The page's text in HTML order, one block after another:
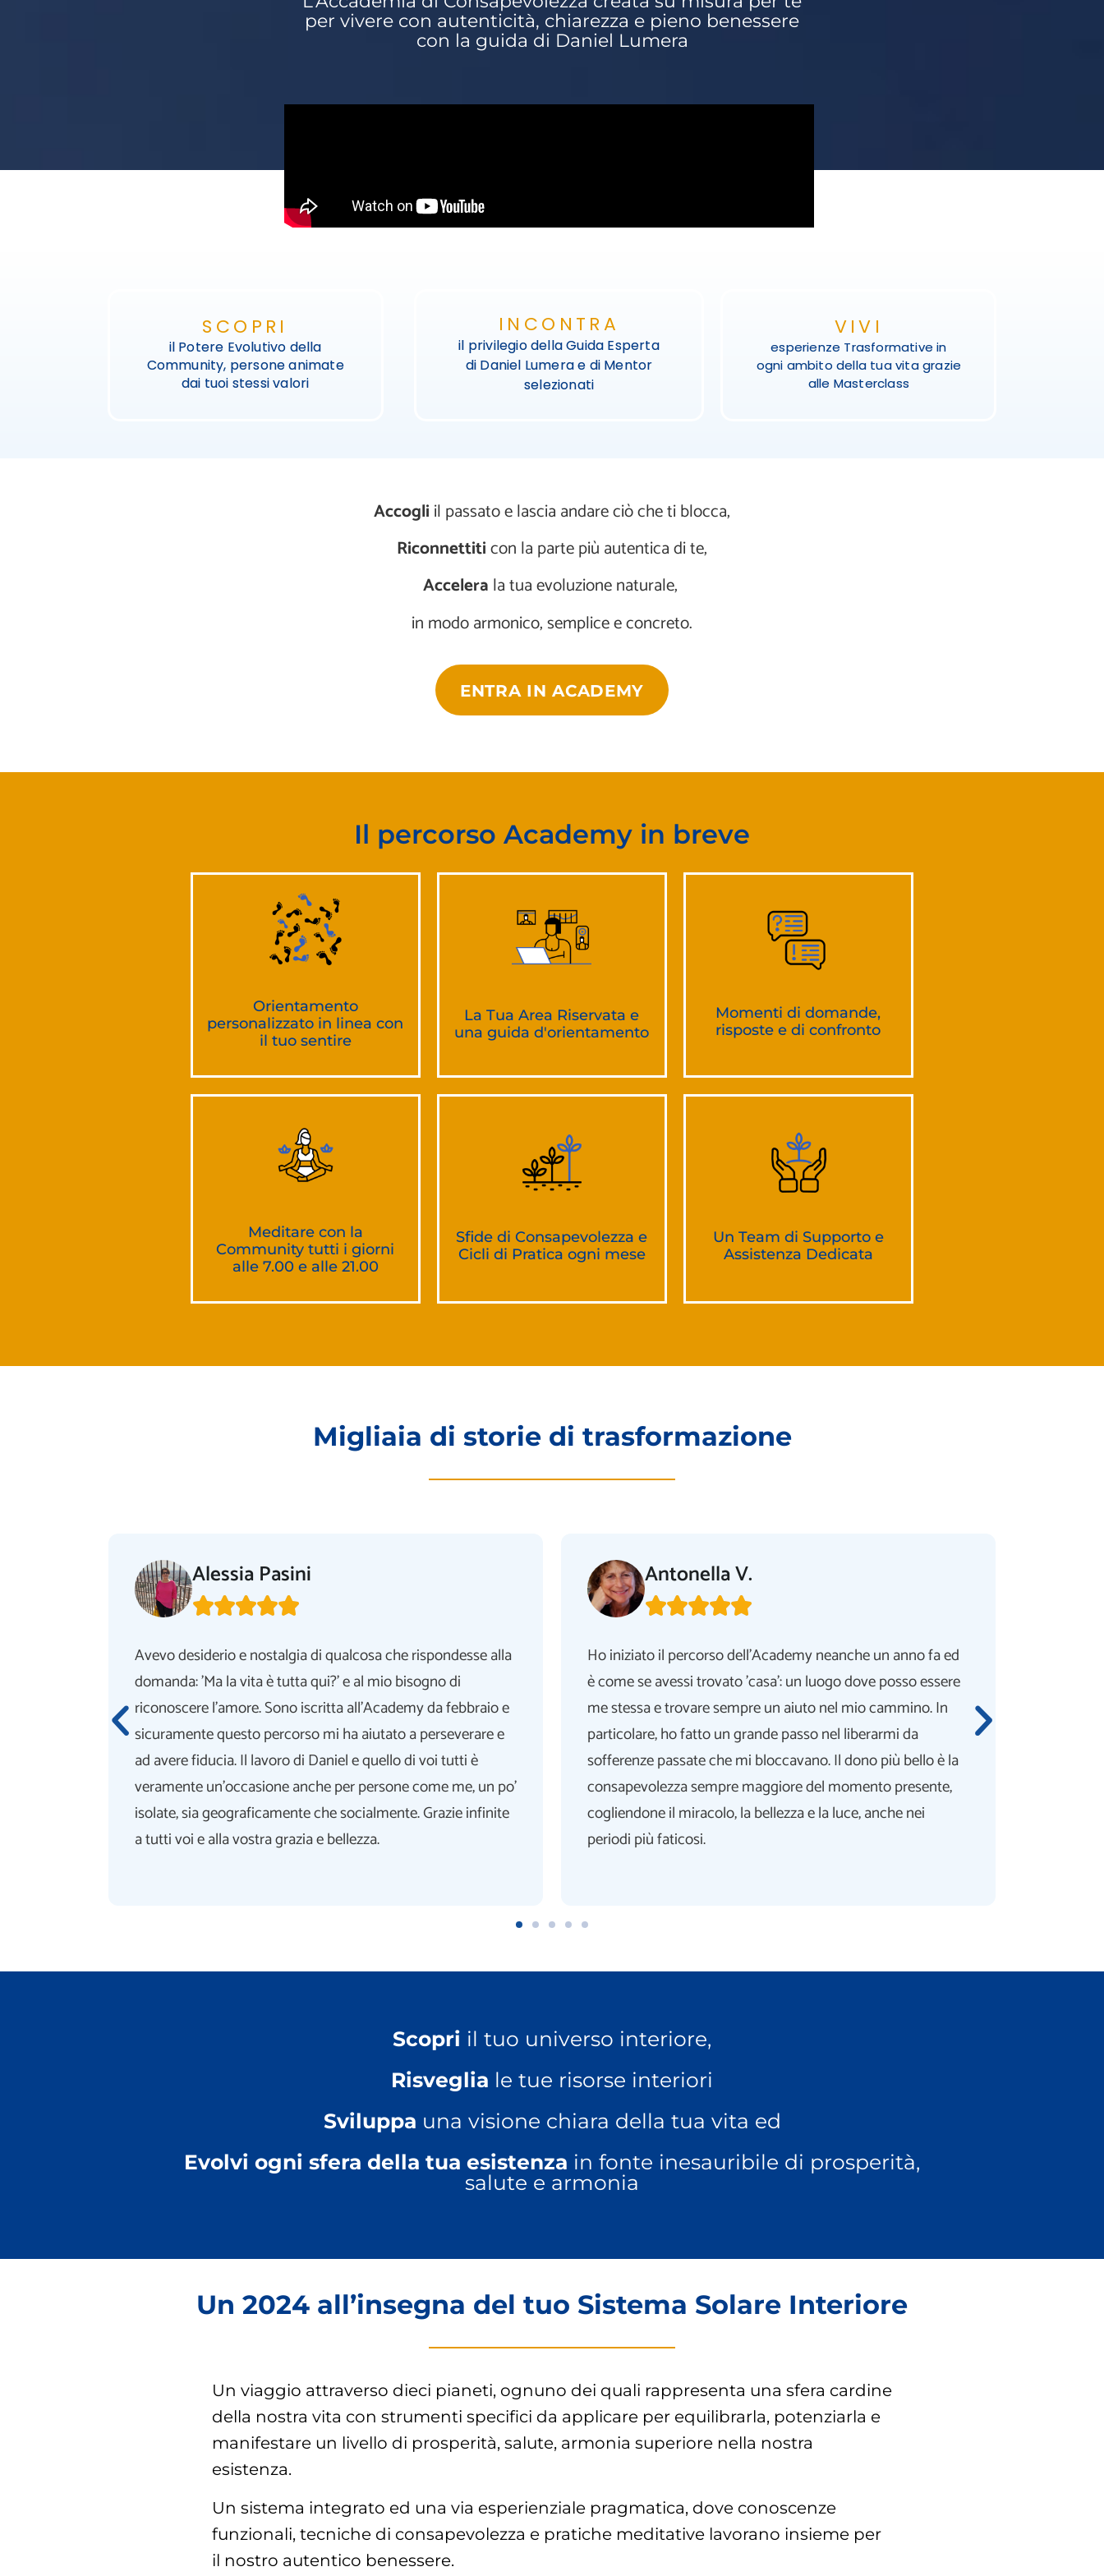
per vivere con autenticità, chiarezza e pieno benessere
con la guida di Daniel Lumera
SCOPRI
il Potere Evolutivo della
Community, persone animate
dai tuoi stessi valori
INCONTRA
il privilegio della Guida Esperta
di Daniel Lumera e di Mentor
selezionati
VIVI
esperienze Trasformative in
ogni ambito della tua vita grazie
alle Masterclass
Accogli il passato e lascia andare ciò che ti blocca,
Riconnettiticon la parte più autentica di te,
Accelera la tua evoluzione naturale,
in modo armonico, semplice e concreto.
ENTRA IN ACADEMY
Il percorso Academy in breve
Orientamento
personalizzato in linea con
il tuo sentire
La Tua Area Riservata e
una guida d'orientamento
Momenti di domande,
risposte e di confronto
Meditare con la
Community tutti i giorni
alle 7.00 e alle 21.00
Sfide di Consapevolezza e
Cicli di Pratica ogni mese
Un Team di Supporto e
Assistenza Dedicata
Migliaia di storie di trasformazione
Alessia Pasini

Avevo desiderio e nostalgia di qualcosa che rispondesse alla
domanda: 'Ma la vita è tutta qui?' e al mio bisogno di
riconoscere l'amore. Sono iscritta all'Academy da febbraio e
sicuramente questo percorso mi ha aiutato a perseverare e
ad avere fiducia. Il lavoro di Daniel e quello di voi tutti è
veramente un'occasione anche per persone come me, un po'
isolate, sia geograficamente che socialmente. Grazie infinite
a tutti voi e alla vostra grazia e bellezza.
Antonella V.

Ho iniziato il percorso dell'Academy neanche un anno fa ed
è come se avessi trovato 'casa': un luogo dove posso essere
me stessa e trovare sempre un aiuto nel mio cammino. In
particolare, ho fatto un grande passo nel liberarmi da
sofferenze passate che mi bloccavano. Il dono più bello è la
consapevolezza sempre maggiore del momento presente,
cogliendone il miracolo, la bellezza e la luce, anche nei
periodi più faticosi.
Scopri il tuo universo interiore,
Risveglia le tue risorse interiori
Sviluppa una visione chiara della tua vita ed
Evolvi ogni sfera della tua esistenza in fonte inesauribile di prosperità,
salute e armonia
Un 2024 all’insegna del tuo Sistema Solare Interiore
Un viaggio attraverso dieci pianeti, ognuno dei quali rappresenta una sfera cardine
della nostra vita con strumenti specifici da applicare per equilibrarla, potenziarla e
manifestare un livello di prosperità, salute, armonia superiore nella nostra
esistenza.
Un sistema integrato ed una via esperienziale pragmatica, dove conoscenze
funzionali, tecniche di consapevolezza e pratiche meditativelavorano insieme per
il nostro autentico benessere.